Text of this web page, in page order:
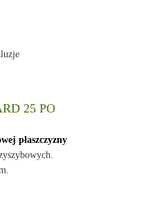
25 PO
płaszczyzny